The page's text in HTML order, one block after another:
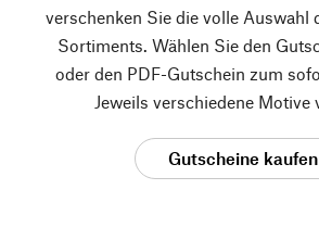
verschenken Sie die volle Auswahl
Sortiments. Wählen Sie den
oder den PDF-Gutschein zum
Jeweils verschiedene Motive
Gutscheine kaufen